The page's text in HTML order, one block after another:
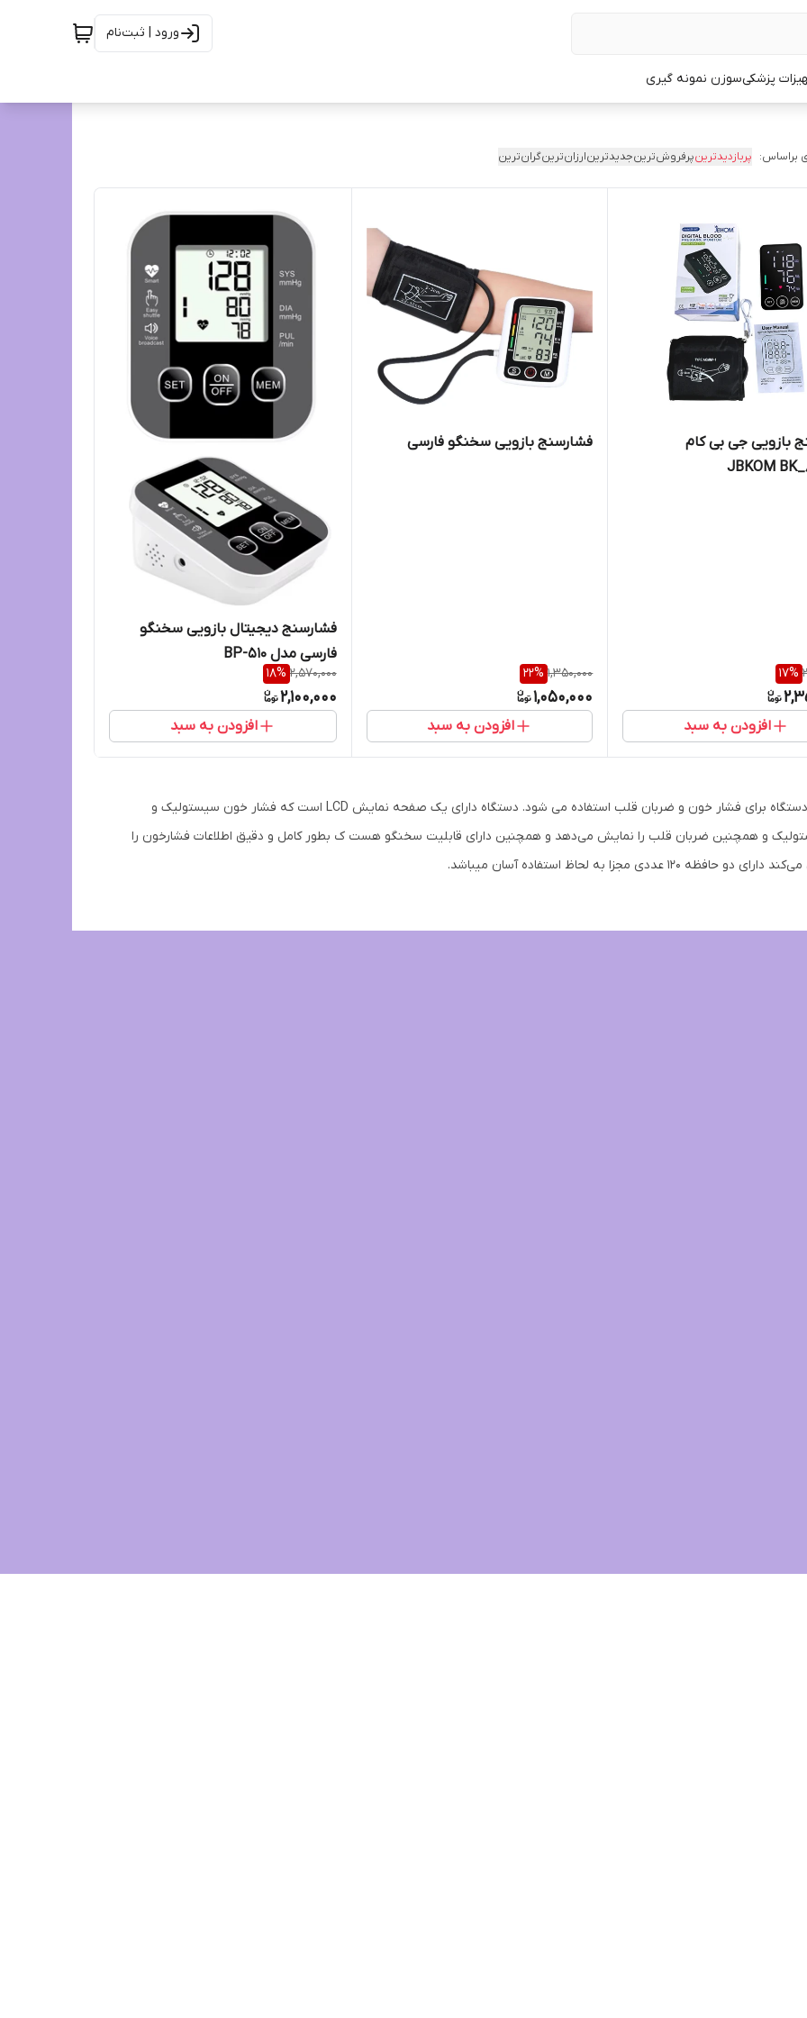
ورود | ثبت‌نام
پزشکیسوزن نمونه گیری
براساس: پربازدیدترینپرفروش‌ترینجدیدترینارزان‌ترینگران‌ترین
بازویی جی بی کام
17%
افزودن به سبد
فشارسنج بازویی سخنگو فارسی
1,350,000
22%
1,050,000
افزودن به سبد
فشارسنج دیجیتال بازویی سخنگو
فارسی مدل BP-510
2,570,000
18%
2,100,000
افزودن به سبد
این دستگاه برای فشار خون و ضربان قلب استفاده می شود. دستگاه دارای یک صفحه نمایش LCD است که فشار خون سیستولیک و
و همچنین ضربان قلب را نمایش می‌دهد و همچنین دارای قابلیت سخنگو هست ک بطور کامل و دقیق اطلاعات فشارخون را
دو حافظه ۱۲۰ عددی مجزا به لحاظ استفاده آسان میباشد.